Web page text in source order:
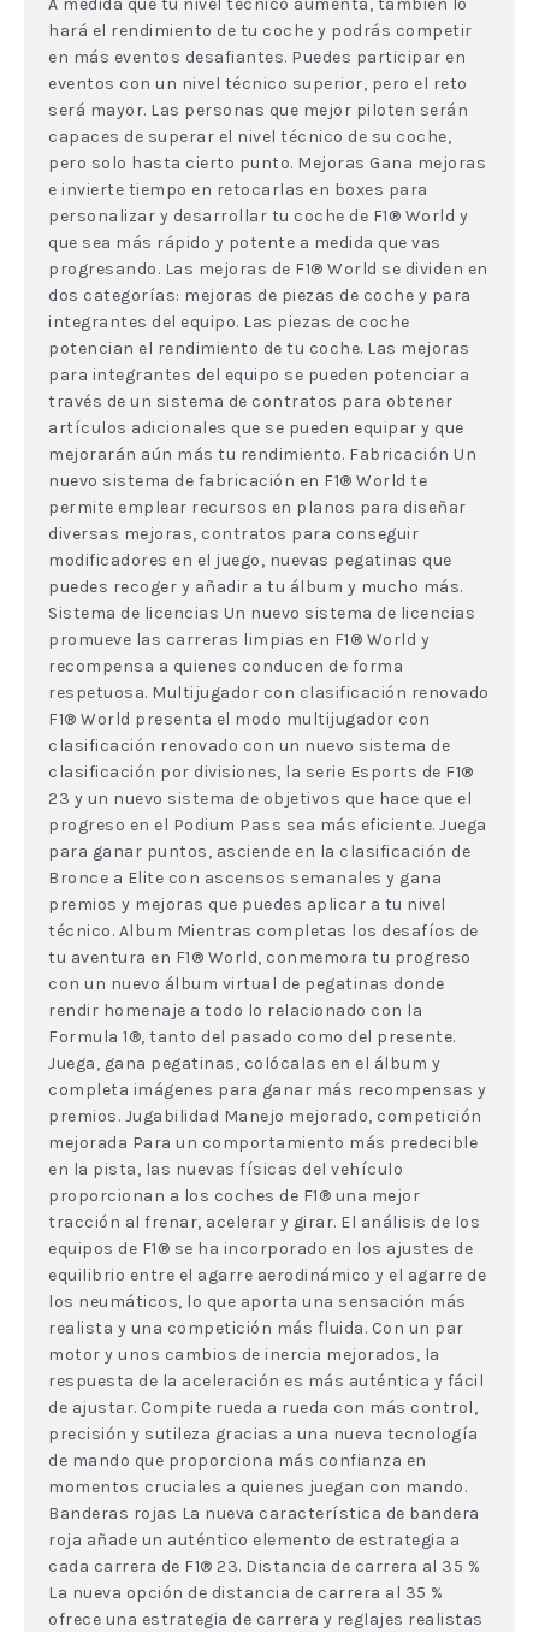
A medida que tu nivel técnico aumenta, también lo
hará el rendimiento de tu coche y podrás competir
en más eventos desafiantes. Puedes participar en
eventos con un nivel técnico superior, pero el reto
será mayor. Las personas que mejor piloten serán
capaces de superar el nivel técnico de su coche,
pero solo hasta cierto punto. Mejoras Gana mejoras
e invierte tiempo en retocarlas en boxes para
personalizar y desarrollar tu coche de F1® World y
que sea más rápido y potente a medida que vas
progresando. Las mejoras de F1® World se dividen en
dos categorías: mejoras de piezas de coche y para
integrantes del equipo. Las piezas de coche
potencian el rendimiento de tu coche. Las mejoras
para integrantes del equipo se pueden potenciar a
través de un sistema de contratos para obtener
artículos adicionales que se pueden equipar y que
mejorarán aún más tu rendimiento. Fabricación Un
nuevo sistema de fabricación en F1® World te
permite emplear recursos en planos para diseñar
diversas mejoras, contratos para conseguir
modificadores en el juego, nuevas pegatinas que
puedes recoger y añadir a tu álbum y mucho más.
Sistema de licencias Un nuevo sistema de licencias
promueve las carreras limpias en F1® World y
recompensa a quienes conducen de forma
respetuosa. Multijugador con clasificación renovado
F1® World presenta el modo multijugador con
clasificación renovado con un nuevo sistema de
clasificación por divisiones, la serie Esports de F1®
23 y un nuevo sistema de objetivos que hace que el
progreso en el Podium Pass sea más eficiente. Juega
para ganar puntos, asciende en la clasificación de
Bronce a Elite con ascensos semanales y gana
premios y mejoras que puedes aplicar a tu nivel
técnico. Album Mientras completas los desafíos de
tu aventura en F1® World, conmemora tu progreso
con un nuevo álbum virtual de pegatinas donde
rendir homenaje a todo lo relacionado con la
Formula 1®, tanto del pasado como del presente.
Juega, gana pegatinas, colócalas en el álbum y
completa imágenes para ganar más recompensas y
premios. Jugabilidad Manejo mejorado, competición
mejorada Para un comportamiento más predecible
en la pista, las nuevas físicas del vehículo
proporcionan a los coches de F1® una mejor
tracción al frenar, acelerar y girar. El análisis de los
equipos de F1® se ha incorporado en los ajustes de
equilibrio entre el agarre aerodinámico y el agarre de
los neumáticos, lo que aporta una sensación más
realista y una competición más fluida. Con un par
motor y unos cambios de inercia mejorados, la
respuesta de la aceleración es más auténtica y fácil
de ajustar. Compite rueda a rueda con más control,
precisión y sutileza gracias a una nueva tecnología
de mando que proporciona más confianza en
momentos cruciales a quienes juegan con mando.
Banderas rojas La nueva característica de bandera
roja añade un auténtico elemento de estrategia a
cada carrera de F1® 23. Distancia de carrera al 35 %
La nueva opción de distancia de carrera al 35 %
ofrece una estrategia de carrera y reglajes realistas